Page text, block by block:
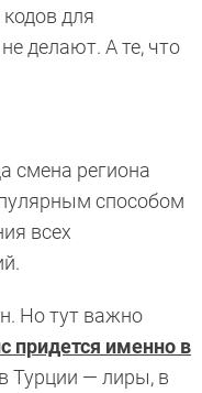
для
делают. А те, что
смена региона
способом
всех
Но тут важно
придется именно в
Турции — лиры, в